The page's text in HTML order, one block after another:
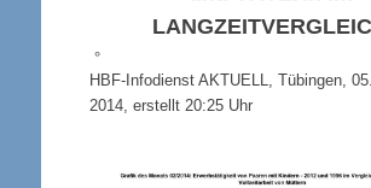
°
HBF-Infodienst AKTUELL, Tübingen,
2014, erstellt 20:25 Uhr